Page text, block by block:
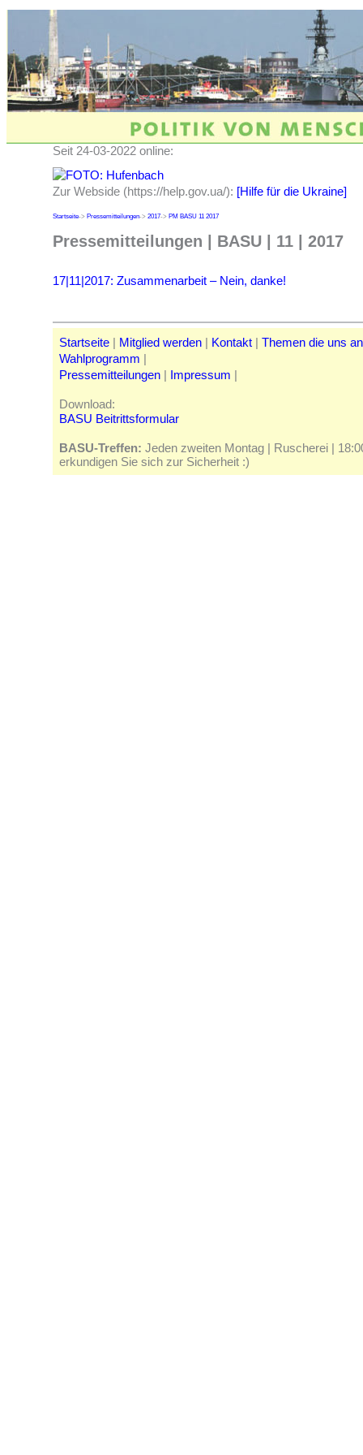
Seit 24-03-2022 online:
Zur Webside (https://help.gov.ua/): [Hilfe für die Ukraine]
Startseite-> Pressemitteilungen-> 2017-> PM BASU 11 2017
Pressemitteilungen | BASU | 11 | 2017
17|11|2017: Zusammenarbeit – Nein, danke!
Startseite | Mitglied werden | Kontakt | Themen die uns
Wahlprogramm |
Pressemitteilungen | Impressum |
Download:
BASU Beitrittsformular
BASU-Treffen: Jeden zweiten Montag | Ruscherei |
erkundigen Sie sich zur Sicherheit :)